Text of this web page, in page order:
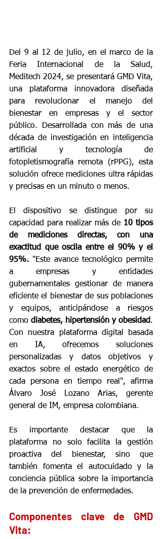
Del 9 al 12 de julio, en el marco de la
Feria Internacional de la Salud,
Meditech 2024, se presentará GMD Vita,
una plataforma innovadora diseñada
para revolucionar el manejo del
bienestar en empresas y el sector
público. Desarrollada con más de una
década de investigación en inteligencia
artificial y tecnología de
fotopletismografía remota (rPPG), esta
solución ofrece mediciones ultra rápidas
y precisas en un minuto o menos.
El dispositivo se distingue por su
capacidad para realizar más de 10 tipos
de mediciones directas, con una
exactitud que oscila entre el 90% y el
95%. "Este avance tecnológico permite
a empresas y entidades
gubernamentales gestionar de manera
eficiente el bienestar de sus poblaciones
y equipos, anticipándose a riesgos
como diabetes, hipertensión y obesidad.
Con nuestra plataforma digital basada
en IA, ofrecemos soluciones
personalizadas y datos objetivos y
exactos sobre el estado energético de
cada persona en tiempo real", afirma
Álvaro José Lozano Arias, gerente
general de IM, empresa colombiana.
Es importante destacar que la
plataforma no solo facilita la gestión
proactiva del bienestar, sino que
también fomenta el autocuidado y la
conciencia pública sobre la importancia
de la prevención de enfermedades.
Componentes clave de GMD
Vita: